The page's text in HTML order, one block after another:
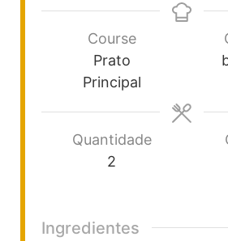
Course
Prato
Principal
Quantidade
2
Ingredientes